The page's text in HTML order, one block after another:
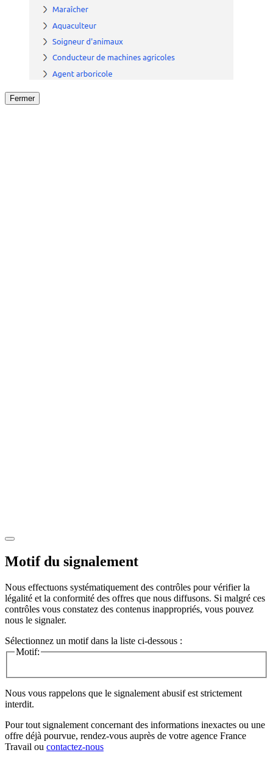
Fermer
Motif du signalement
Nous effectuons systématiquement des contrôles pour vérifier la
légalité et la conformité des offres que nous diffusons. Si malgré ces
contrôles vous constatez des contenus inappropriés, vous pouvez
nous le signaler.
Sélectionnez un motif dans la liste ci-dessous :
Motif:
Nous vous rappelons que le signalement abusif est strictement
interdit.
Pour tout signalement concernant des informations inexactes ou une
offre déjà pourvue, rendez-vous auprès de votre agence France
Travail ou contactez-nous